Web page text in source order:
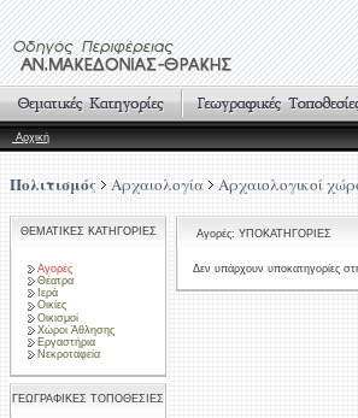
Αρχική
Πολιτισμός Αρχαιολογία Αρχαιολογικοί
ΘΕΜΑΤΙΚΕΣ ΚΑΤΗΓΟΡΙΕΣ
Αγορές
Θέατρα
Ιερά
Οικίες
Οικισμοί
Χώροι Άθλησης
Εργαστήρια
Νεκροταφεία
ΓΕΩΓΡΑΦΙΚΕΣ ΤΟΠΟΘΕΣΙΕΣ
Αγορές: ΥΠΟΚΑΤΗΓΟΡΙΕΣ
Δεν υπάρχουν υποκατηγορίες